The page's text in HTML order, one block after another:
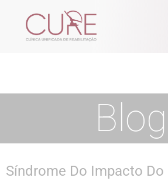
Blog
Síndrome Do Impacto Do